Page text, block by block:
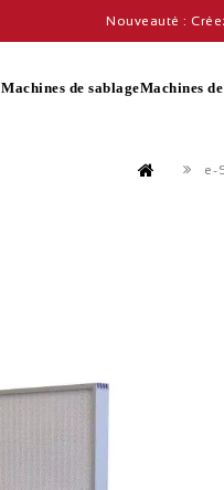
Nouveauté :
Machines de sablageMachines
e-